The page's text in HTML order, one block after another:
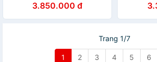
3.850.000 đ
Trang 1/7
1 2 3 4 5 6